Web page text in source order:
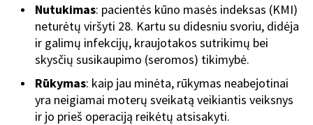
Nutukimas: pacientės kūno masės indeksas (KMI)
neturėtų viršyti 28. Kartu su didesniu svoriu, didėja
ir galimų infekcijų, kraujotakos sutrikimų bei
skysčių susikaupimo (seromos) tikimybė.
Rūkymas: kaip jau minėta, rūkymas neabejotinai
yra neigiamai moterų sveikatą veikiantis veiksnys
ir jo prieš operaciją reikėtų atsisakyti.